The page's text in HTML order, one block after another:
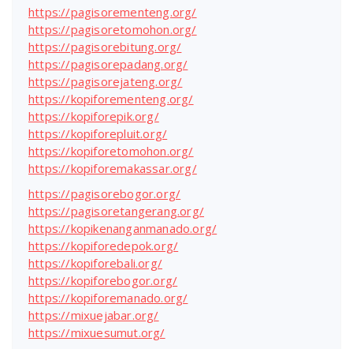
https://pagisorementeng.org/
https://pagisoretomohon.org/
https://pagisorebitung.org/
https://pagisorepadang.org/
https://pagisorejateng.org/
https://kopiforementeng.org/
https://kopiforepik.org/
https://kopiforepluit.org/
https://kopiforetomohon.org/
https://kopiforemakassar.org/
https://pagisorebogor.org/
https://pagisoretangerang.org/
https://kopikenanganmanado.org/
https://kopiforedepok.org/
https://kopiforebali.org/
https://kopiforebogor.org/
https://kopiforemanado.org/
https://mixuejabar.org/
https://mixuesumut.org/